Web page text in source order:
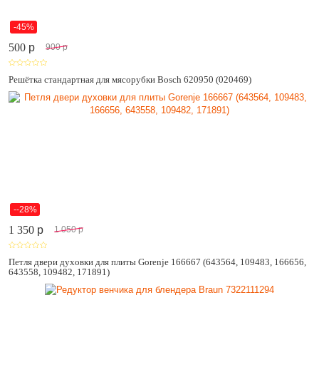
-45%
500 p 900 p
Решётка стандартная для мясорубки Bosch 620950 (020469)
--28%
1 350 p 1 050 p
Петля двери духовки для плиты Gorenje 166667 (643564, 109483, 166656,
643558, 109482, 171891)